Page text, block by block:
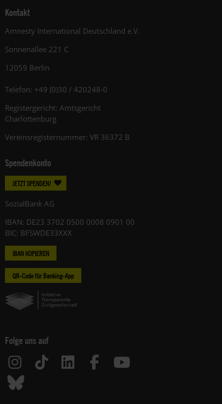
Kontakt
Amnesty International Deutschland e.V.
Sonnenallee 221 C
12059 Berlin
Telefon: +49 (0)30 / 420248-0
Registergericht: Amtsgericht
Charlottenburg
Vereinsregisternummer: VR 36372 B
Spendenkonto
JETZT SPENDEN!
SozialBank AG
IBAN: DE23 3702 0500 0008 0901 00
BIC: BFSWDE33XXX
IBAN KOPIEREN
QR-Code für Banking-App
Folge uns auf